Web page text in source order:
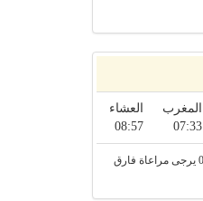
المغرب
07:33
العشاء
08:57
حسب التوقيت المحلي : فلسطين , 2026-08-06 يرجى مراعاة فارق